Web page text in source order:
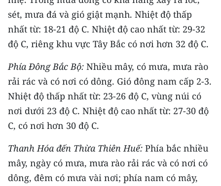
CHUYÊN ĐỀ
CÁC CHUYÊN TRANG
VỀ BÁO NHÂN DÂN
THỜI NAY
NHÂN DÂN CUỐI TUẦN
NHÂN DÂN HẰNG THÁNG
MUA BÁO
sét, mưa đá và gió giật mạnh. Nhiệt độ thấp
nhất từ: 18-21 độ C. Nhiệt độ cao nhất từ: 29-32
độ C, riêng khu vực Tây Bắc có nơi hơn 32 độ C.
Phía Đông Bắc Bộ: Nhiều mây, có mưa, mưa rào
rải rác và có nơi có dông. Gió đông nam cấp 2-3.
Nhiệt độ thấp nhất từ: 23-26 độ C, vùng núi có
nơi dưới 23 độ C. Nhiệt độ cao nhất từ: 27-30 độ
C, có nơi hơn 30 độ C.
Thanh Hóa đến Thừa Thiên Huế: Phía bắc nhiều
mây, ngày có mưa, mưa rào rải rác và có nơi có
dông, đêm có mưa vài nơi; phía nam có mây,